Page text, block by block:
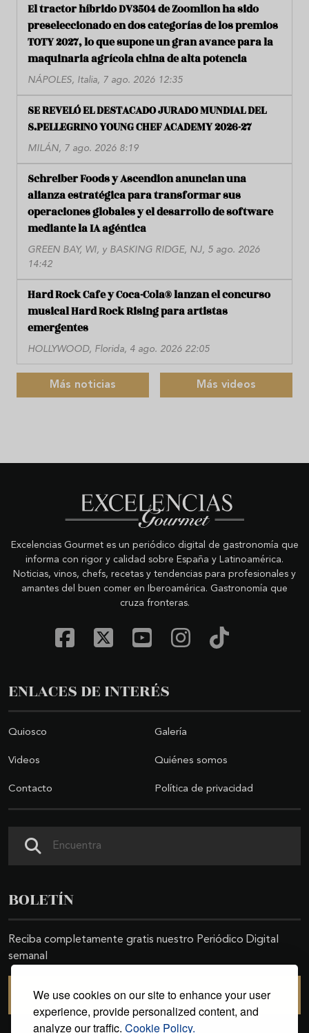
We use cookies on our site to enhance your user
experience, provide personalized content, and
analyze our traffic. Cookie Policy.
El tractor híbrido DV3504 de Zoomlion ha sido
preseleccionado en dos categorías de los premios
TOTY 2027, lo que supone un gran avance para la
maquinaria agrícola china de alta potencia
NÁPOLES, Italia, 7 ago. 2026 12:35
SE REVELÓ EL DESTACADO JURADO MUNDIAL DEL
S.PELLEGRINO YOUNG CHEF ACADEMY 2026-27
MILÁN, 7 ago. 2026 8:19
Schreiber Foods y Ascendion anuncian una
alianza estratégica para transformar sus
operaciones globales y el desarrollo de software
mediante la IA agéntica
GREEN BAY, WI, y BASKING RIDGE, NJ, 5 ago. 2026
14:42
Hard Rock Cafe y Coca-Cola® lanzan el concurso
musical Hard Rock Rising para artistas
emergentes
HOLLYWOOD, Florida, 4 ago. 2026 22:05
Más noticias Más videos
Excelencias Gourmet es un periódico digital de gastronomía que
informa con rigor y calidad sobre España y Latinoamérica.
Noticias, vinos, chefs, recetas y tendencias para profesionales y
amantes del buen comer en Iberoamérica. Gastronomía que
cruza fronteras.
ENLACES DE INTERÉS
Quiosco Galería
Videos Quiénes somos
Contacto Política de privacidad
BOLETÍN
Reciba completamente gratis nuestro Periódico Digital
semanal
SUSCRIBIRSE